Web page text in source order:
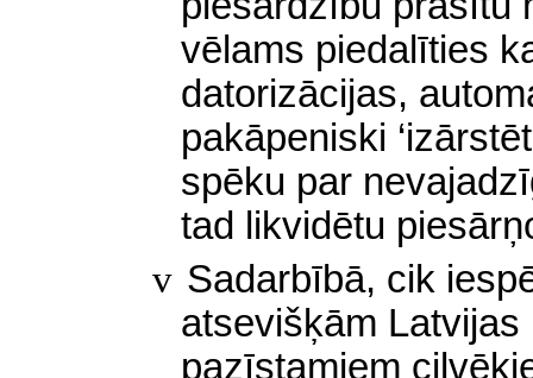
vēlams piedalīties
datorizācijas,
pakāpeniski
spēku par
tad likvidētu
v Sadarbībā, cik
atsevišķām Latvijas
pazīstamiem